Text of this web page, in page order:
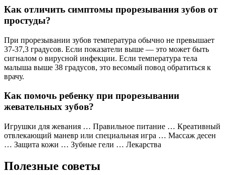
Как отличить симптомы прорезывания зубов от
простуды?
При прорезывании зубов температура обычно не превышает
37-37,3 градусов. Если показатели выше — это может быть
сигналом о вирусной инфекции. Если температура тела
малыша выше 38 градусов, это весомый повод обратиться к
врачу.
Как помочь ребенку при прорезывании
жевательных зубов?
Игрушки для жевания … Правильное питание … Креативный
отвлекающий маневр или специальная игра … Массаж десен
… Защита кожи … Зубные гели … Лекарства
Полезные советы